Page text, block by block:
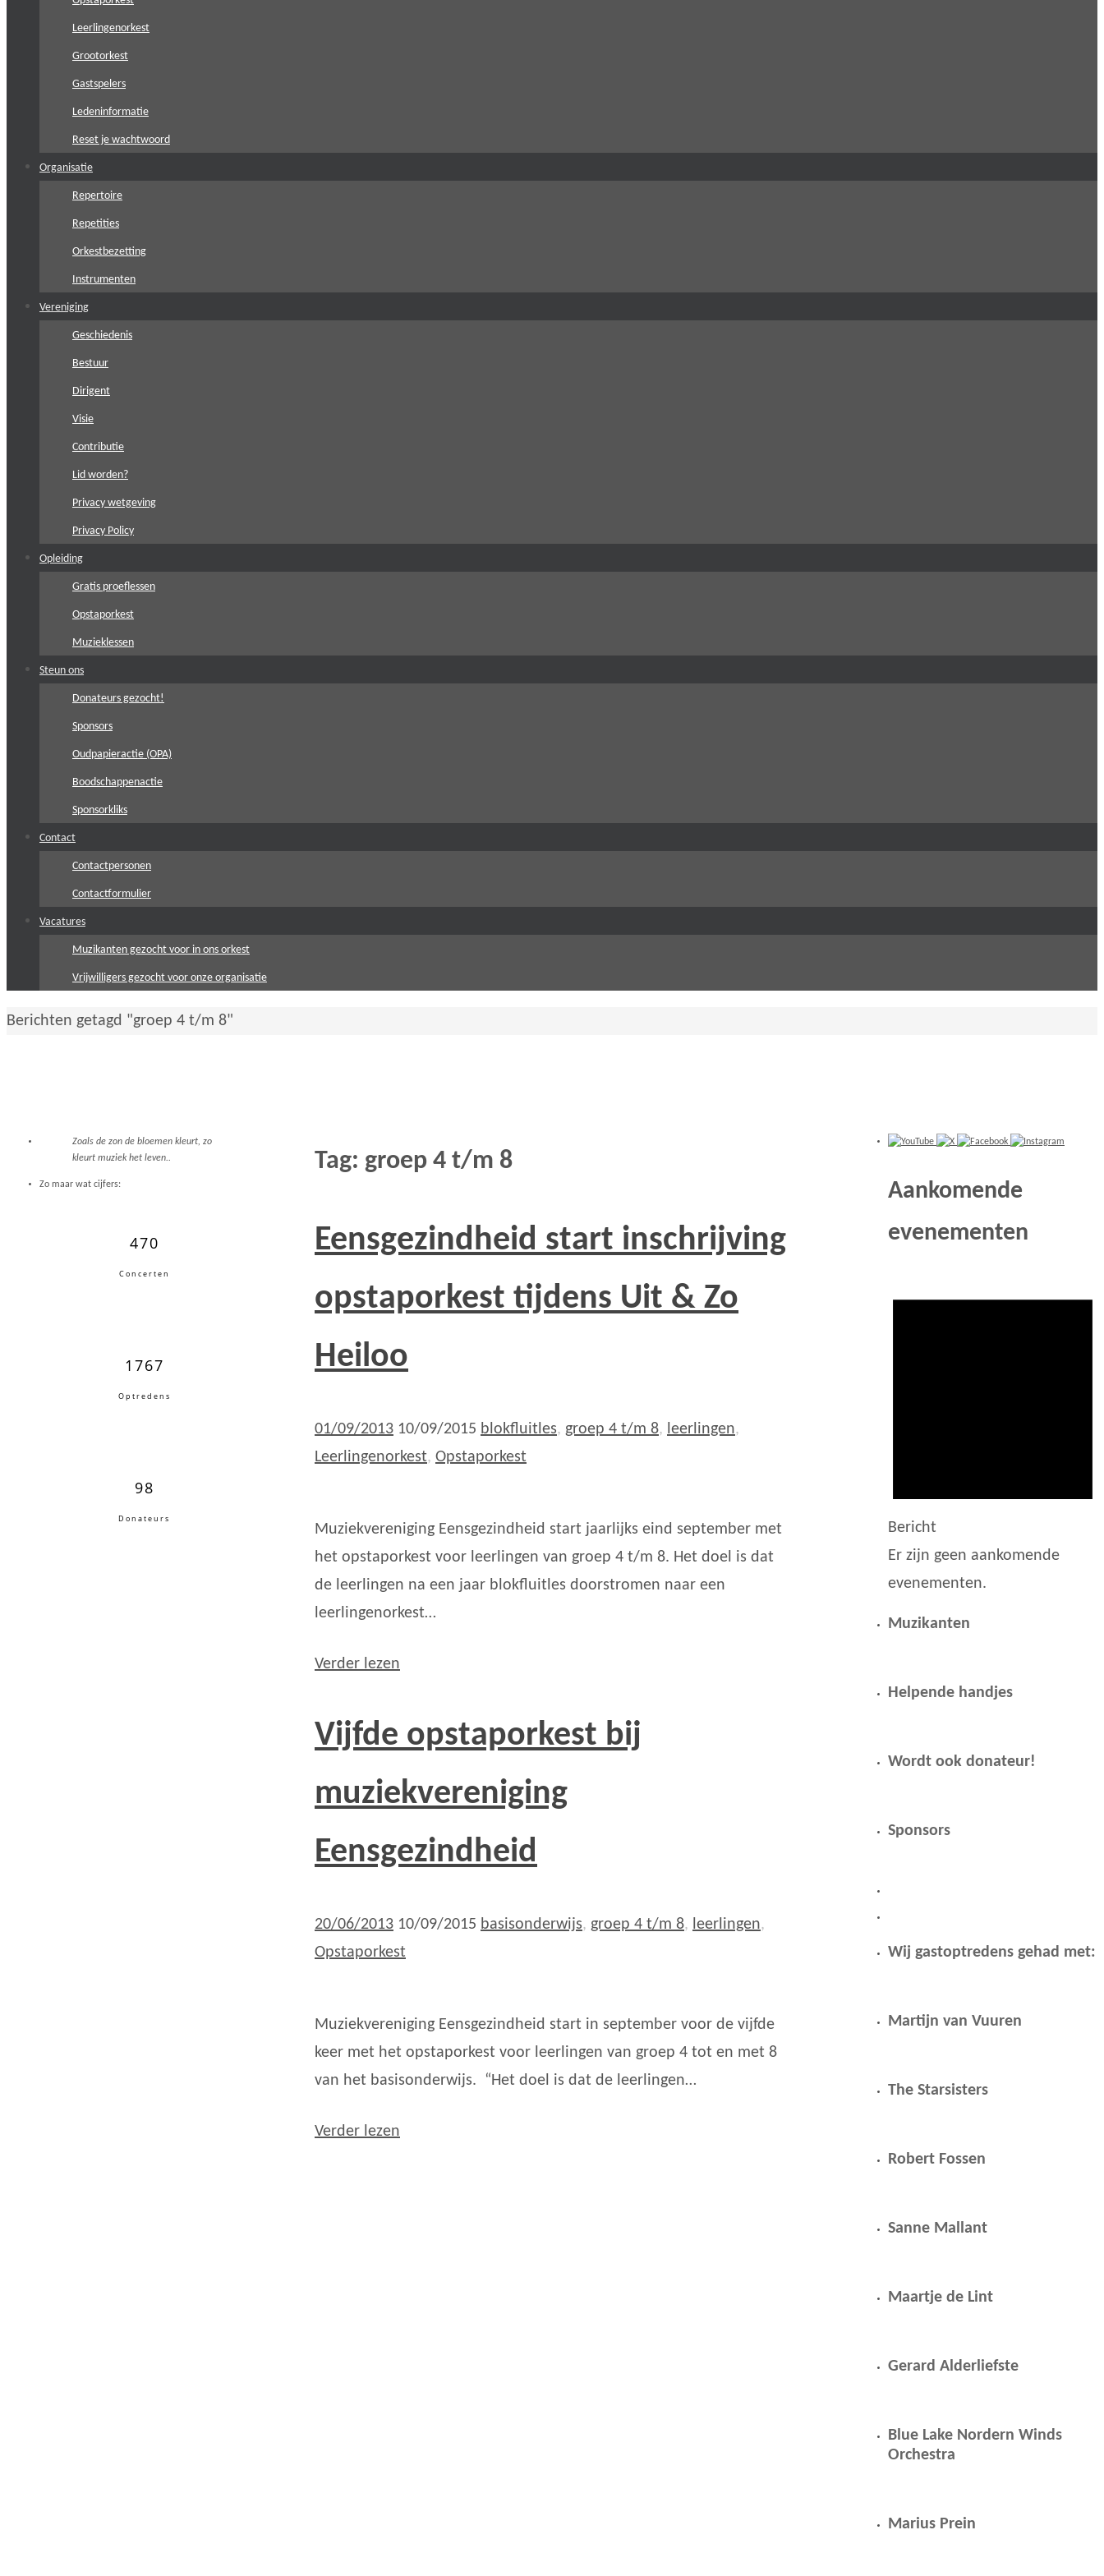
Leerlingenorkest
Grootorkest
Gastspelers
Ledeninformatie
Reset je wachtwoord
Organisatie
Repertoire
Repetities
Orkestbezetting
Instrumenten
Vereniging
Geschiedenis
Bestuur
Dirigent
Visie
Contributie
Lid worden?
Privacy wetgeving
Privacy Policy
Opleiding
Gratis proeflessen
Opstaporkest
Muzieklessen
Steun ons
Donateurs gezocht!
Sponsors
Oudpapieractie (OPA)
Boodschappenactie
Sponsorkliks
Contact
Contactpersonen
Contactformulier
Vacatures
Muzikanten gezocht voor in ons orkest
Vrijwilligers gezocht voor onze organisatie
Home
Berichten getagd "groep 4 t/m 8"
Tag: groep 4 t/m 8
Eensgezindheid start inschrijving
opstaporkest tijdens Uit & Zo
Heiloo
01/09/2013 10/09/2015 blokfluitles, groep 4 t/m 8, leerlingen,
Leerlingenorkest, Opstaporkest
Muziekvereniging Eensgezindheid start jaarlijks eind september met
het opstaporkest voor leerlingen van groep 4 t/m 8. Het doel is dat
de leerlingen na een jaar blokfluitles doorstromen naar een
leerlingenorkest…
Verder lezen
Vijfde opstaporkest bij
muziekvereniging
Eensgezindheid
20/06/2013 10/09/2015 basisonderwijs, groep 4 t/m 8, leerlingen,
Opstaporkest
Muziekvereniging Eensgezindheid start in september voor de vijfde
keer met het opstaporkest voor leerlingen van groep 4 tot en met 8
van het basisonderwijs. “Het doel is dat de leerlingen…
Verder lezen
Zoals de zon de bloemen kleurt, zo
kleurt muziek het leven..
Zo maar wat cijfers:
470
Concerten
1767
Optredens
98
Donateurs
Aankomende
evenementen
Bericht
Er zijn geen aankomende
evenementen.
Muzikanten
Helpende handjes
Wordt ook donateur!
Sponsors
Wij gastoptredens gehad met:
Martijn van Vuuren
The Starsisters
Robert Fossen
Sanne Mallant
Maartje de Lint
Gerard Alderliefste
Blue Lake Nordern Winds
Orchestra
Marius Prein